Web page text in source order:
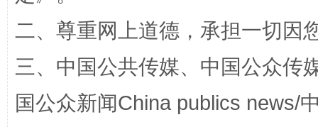
阿坝州三大球赛在茂县开幕 规模
二、尊重网上道德，承担一切因
三、中国公共传媒、中国公众传
国公众新闻China publics news/